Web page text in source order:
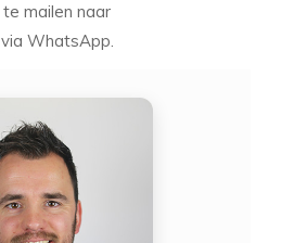
mailen naar
WhatsApp.